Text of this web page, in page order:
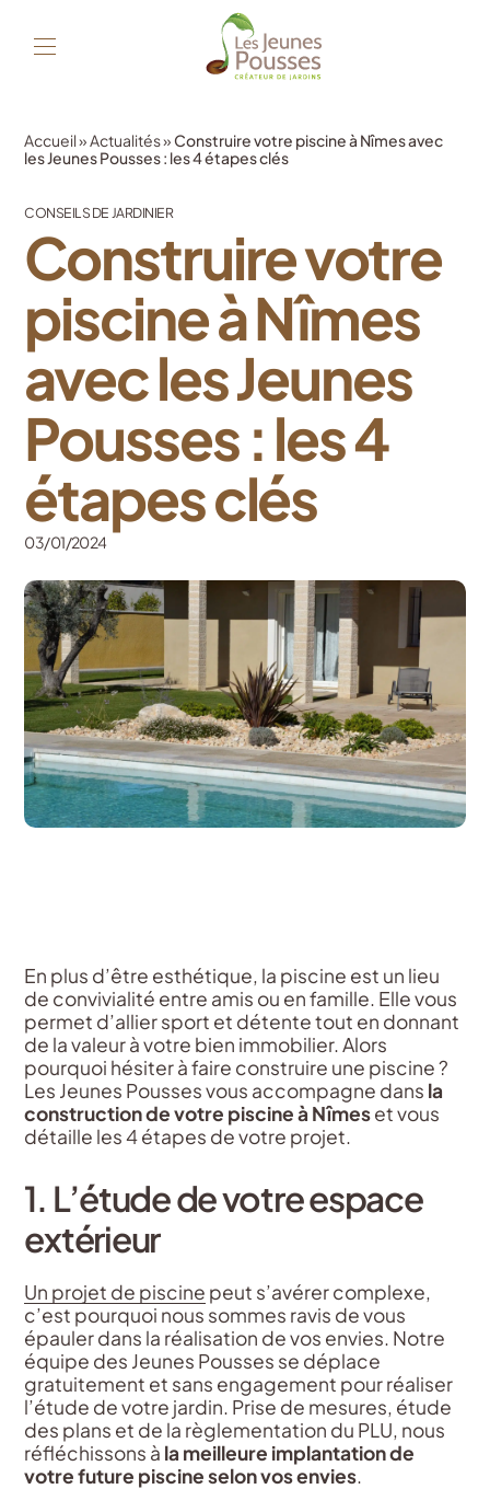
Accueil»Actualités»Construire votre piscine à Nîmes avec
les Jeunes Pousses : les 4 étapes clés
CONSEILS DE JARDINIER
Construire votre
piscine à Nîmes
avec les Jeunes
Pousses : les 4
étapes clés
03/01/2024
En plus d’être esthétique, la piscine est un lieu
de convivialité entre amis ou en famille. Elle vous
permet d’allier sport et détente tout en donnant
de la valeur à votre bien immobilier. Alors
pourquoi hésiter à faire construire une piscine ?
Les Jeunes Pousses vous accompagne dans la
construction de votre piscine à Nîmeset vous
détaille les 4 étapes de votre projet.
1. L’étude de votre espace
extérieur
Un projet de piscine peut s’avérer complexe,
c’est pourquoi nous sommes ravis de vous
épauler dans la réalisation de vos envies. Notre
équipe des Jeunes Pousses se déplace
gratuitement et sans engagement pour réaliser
l’étude de votre jardin. Prise de mesures, étude
des plans et de la règlementation du PLU, nous
réfléchissons à la meilleure implantation de
votre future piscine selon vos envies.